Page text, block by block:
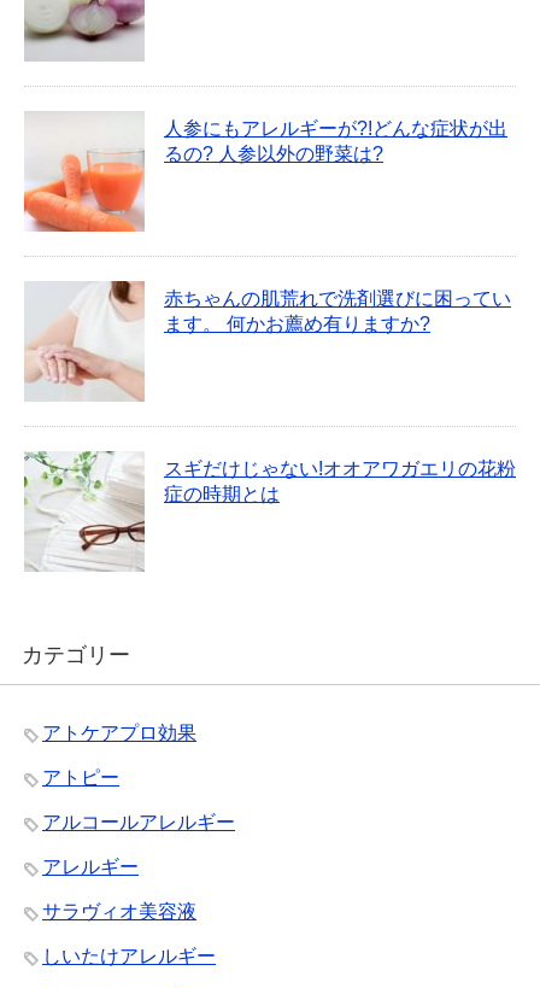
人参にもアレルギーが?!どんな症状が出
るの? 人参以外の野菜は?
赤ちゃんの肌荒れで洗剤選びに困ってい
ます。 何かお薦め有りますか?
スギだけじゃない!オオアワガエリの花粉
症の時期とは
カテゴリー
アトケアプロ効果
アトピー
アルコールアレルギー
アレルギー
サラヴィオ美容液
しいたけアレルギー